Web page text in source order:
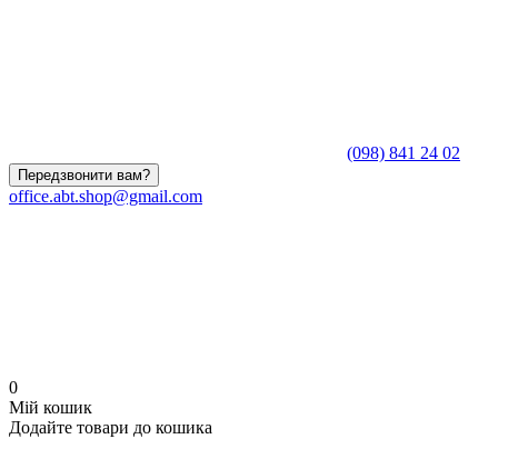
(098) 841 24 02
Передзвонити вам?
office.abt.shop@gmail.com
0
Мій кошик
Додайте товари до кошика